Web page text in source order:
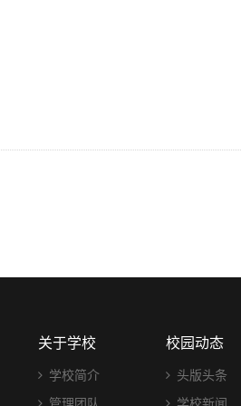
关于学校
学校简介
管理团队
校园动态
头版头条
学校新闻